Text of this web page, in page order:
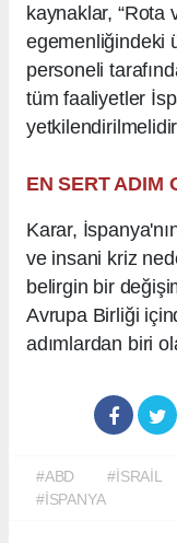
kaynaklar, “Rota
egemenliğindeki
personeli
tüm faaliyetler
EN SERT ADIM
Karar,
ve insani kriz
belirgin bir
Avrupa Birliği
adımlardan biri
#ABD #İSRAİL
#İSPANYA